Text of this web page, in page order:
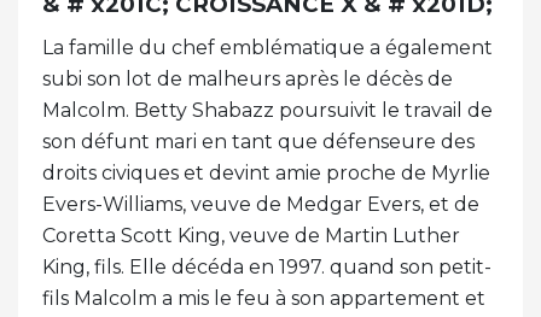
La famille du chef emblématique a également
subi son lot de malheurs après le décès de
Malcolm. Betty Shabazz poursuivit le travail de
son défunt mari en tant que défenseure des
droits civiques et devint amie proche de Myrlie
Evers-Williams, veuve de Medgar Evers, et de
Coretta Scott King, veuve de Martin Luther
King, fils. Elle décéda en 1997. quand son petit-
fils Malcolm a mis le feu à son appartement et